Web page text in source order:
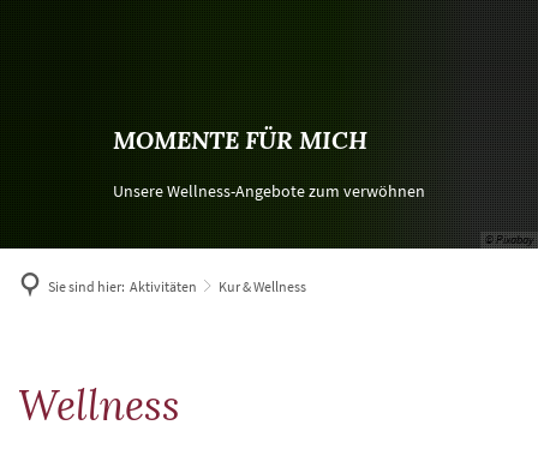
© Pixabay
MOMENTE FÜR MICH
Unsere Wellness-Angebote zum verwöhnen
Sie sind hier: Aktivitäten Kur & Wellness
Kur
Wellness